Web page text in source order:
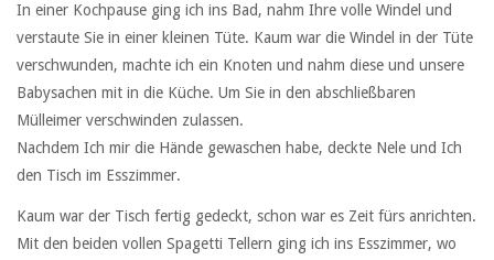
In einer Kochpause ging ich ins Bad, nahm Ihre volle Windel und
verstaute Sie in einer kleinen Tüte. Kaum war die Windel in der Tüte
verschwunden, machte ich ein Knoten und nahm diese und unsere
Babysachen mit in die Küche. Um Sie in den abschließbaren
Mülleimer verschwinden zulassen.
Nachdem Ich mir die Hände gewaschen habe, deckte Nele und Ich
den Tisch im Esszimmer.
Kaum war der Tisch fertig gedeckt, schon war es Zeit fürs anrichten.
Mit den beiden vollen Spagetti Tellern ging ich ins Esszimmer, wo